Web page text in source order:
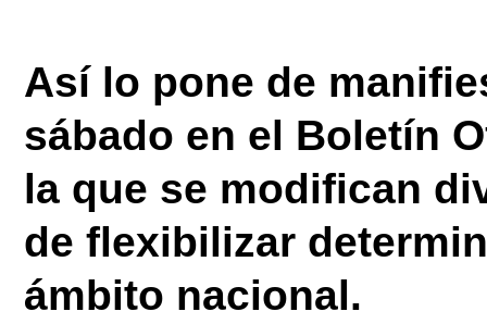
Así lo pone de
sábado en el Boletín
la que se modifican
de flexibilizar
ámbito nacional.